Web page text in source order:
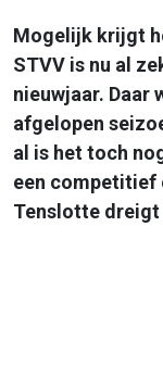
Mogelijk krijgt
STVV is nu al
nieuwjaar. Daar
afgelopen
al is het toch
een competitief
Tenslotte dreigt